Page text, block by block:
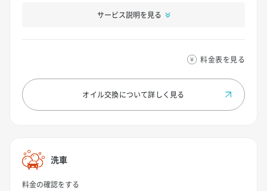
サービス説明を見る
料金表を見る
オイル交換について詳しく見る
洗車
料金の確認をする